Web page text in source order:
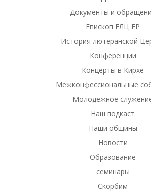
Документы и
Епископ ЕЛЦ ЕР
История лютеранской
Конференции
Концерты в Кирхе
Межконфессиональные
Молодежное
Наш подкаст
Наши общины
Новости
Образование
семинары
Скорбим